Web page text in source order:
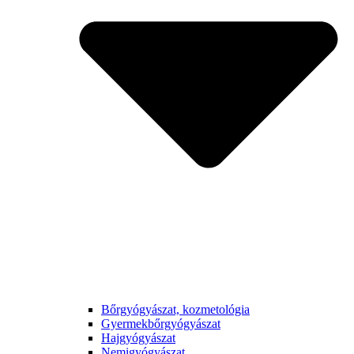
Bőrgyógyászat, kozmetológia
Gyermek­bőrgyógyászat
Hajgyógyászat